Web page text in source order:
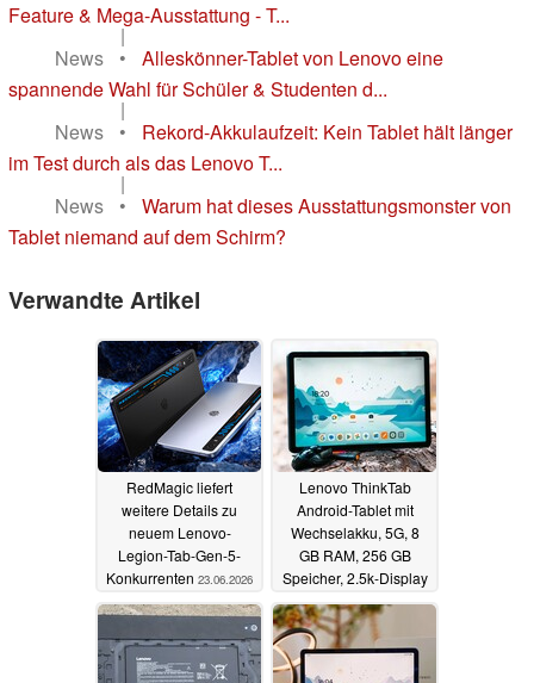
Feature & Mega-Ausstattung - T...
|
News
•
Alleskönner-Tablet von Lenovo eine
spannende Wahl für Schüler & Studenten d...
|
News
•
Rekord-Akkulaufzeit: Kein Tablet hält länger
im Test durch als das Lenovo T...
|
News
•
Warum hat dieses Ausstattungsmonster von
Tablet niemand auf dem Schirm?
Verwandte Artikel
RedMagic liefert
weitere Details zu
neuem Lenovo-
Legion-Tab-Gen-5-
Konkurrenten 23.06.2026
Lenovo ThinkTab
Android-Tablet mit
Wechselakku, 5G, 8
GB RAM, 256 GB
Speicher, 2.5k-Display
im Angebot21.06.2026